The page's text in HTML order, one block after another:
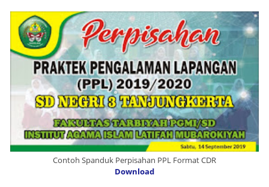
Contoh Spanduk Perpisahan PPL Format CDR
Download